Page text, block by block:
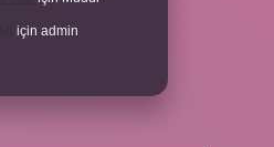
için admin